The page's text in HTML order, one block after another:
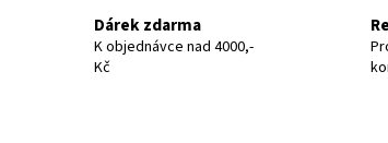
Dárek zdarma
K objednávce nad 4000,-
Kč